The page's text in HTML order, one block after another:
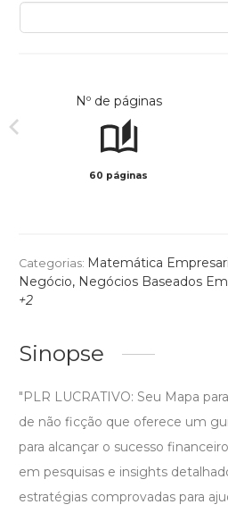
Nº de páginas
60 páginas
Categorias: Matemática
Negócio, Negócios Baseados Em
+2
Sinopse
"PLR LUCRATIVO: Seu Mapa
de não ficção que oferece um
para alcançar o sucesso
em pesquisas e insights
estratégias comprovadas para